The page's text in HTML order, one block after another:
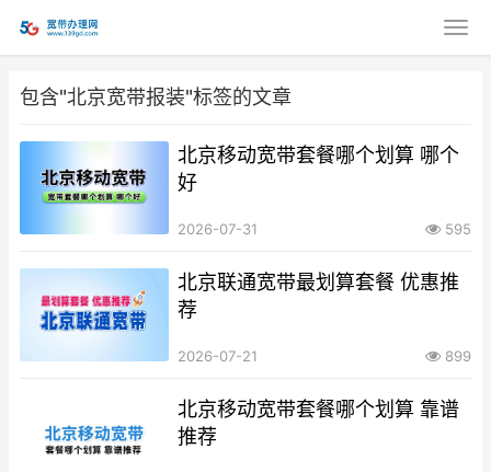
包含"北京宽带报装"标签的文章
北京移动宽带套餐哪个划算 哪个
好
2026-07-31 595
北京联通宽带最划算套餐 优惠推
荐
2026-07-21 899
北京移动宽带套餐哪个划算 靠谱
推荐